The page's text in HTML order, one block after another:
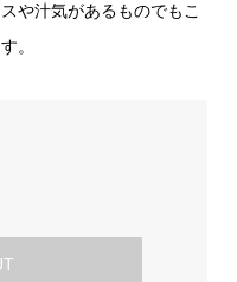
や汁気があるものでもこ
。